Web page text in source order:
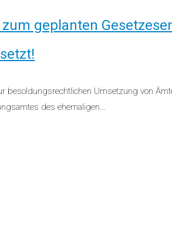
geplanten
besoldungsrechtlichen Umsetzung von
des ehemaligen…